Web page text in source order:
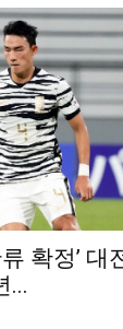
확정’ 대
...